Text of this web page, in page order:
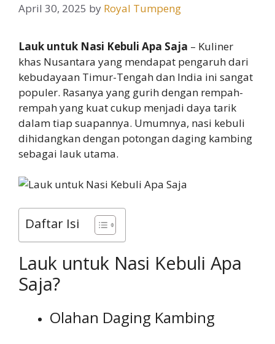
April 30, 2025 by Royal Tumpeng
Lauk untuk Nasi Kebuli Apa Saja – Kuliner
khas Nusantara yang mendapat pengaruh dari
kebudayaan Timur-Tengah dan India ini sangat
populer. Rasanya yang gurih dengan rempah-
rempah yang kuat cukup menjadi daya tarik
dalam tiap suapannya. Umumnya, nasi kebuli
dihidangkan dengan potongan daging kambing
sebagai lauk utama.
Daftar Isi
Lauk untuk Nasi Kebuli Apa
Saja?
Olahan Daging Kambing